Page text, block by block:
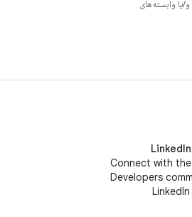
هستند. جاوا و OpenJDK علامت‌های تجاری یا علامت‌های تجاری ثبت‌شده Oracle و/یا وابسته‌های
LinkedIn
Connect with
Developers
LinkedIn